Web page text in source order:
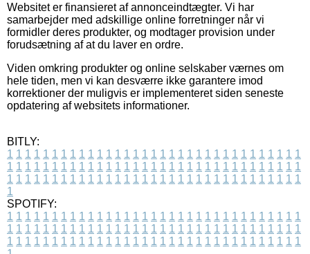
Websitet er finansieret af annonceindtægter. Vi har
samarbejder med adskillige online forretninger når vi
formidler deres produkter, og modtager provision under
forudsætning af at du laver en ordre.
Viden omkring produkter og online selskaber værnes om
hele tiden, men vi kan desværre ikke garantere imod
korrektioner der muligvis er implementeret siden seneste
opdatering af websitets informationer.
BITLY:
1 1 1 1 1 1 1 1 1 1 1 1 1 1 1 1 1 1 1 1 1 1 1 1 1 1 1 1 1 1 1 1 1
1 1 1 1 1 1 1 1 1 1 1 1 1 1 1 1 1 1 1 1 1 1 1 1 1 1 1 1 1 1 1 1 1
1 1 1 1 1 1 1 1 1 1 1 1 1 1 1 1 1 1 1 1 1 1 1 1 1 1 1 1 1 1 1 1 1
1
SPOTIFY:
1 1 1 1 1 1 1 1 1 1 1 1 1 1 1 1 1 1 1 1 1 1 1 1 1 1 1 1 1 1 1 1 1
1 1 1 1 1 1 1 1 1 1 1 1 1 1 1 1 1 1 1 1 1 1 1 1 1 1 1 1 1 1 1 1 1
1 1 1 1 1 1 1 1 1 1 1 1 1 1 1 1 1 1 1 1 1 1 1 1 1 1 1 1 1 1 1 1 1